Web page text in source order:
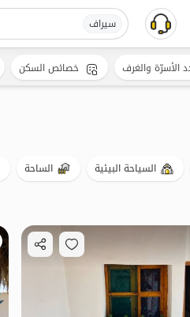
سیراف
السياحة البيئية الساحة
الأسرّة والغرف خصائص السكن